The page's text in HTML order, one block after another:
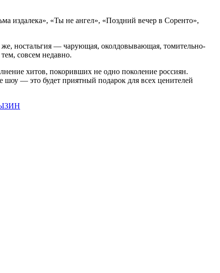
издалека», «Ты не ангел», «Поздний вечер в Соренто»,
же, ностальгия — чарующая, околдовывающая, томительно-
совсем недавно.
хитов, покоривших не одно поколение россиян.
— это будет приятный подарок для всех ценителей